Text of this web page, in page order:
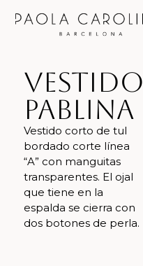
Vestido
Pablina
Vestido corto de tul
bordado corte línea
“A” con manguitas
transparentes. El ojal
que tiene en la
espalda se cierra con
dos botones de perla.